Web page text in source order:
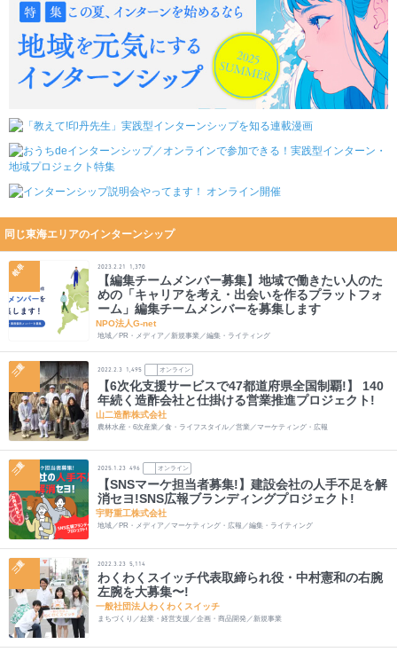
同じ東海エリアのインターンシップ
岐阜 2023.2.21 1,370
【編集チームメンバー募集】地域で働きたい人のた
めの「キャリアを考え・出会いを作るプラットフォ
ーム」編集チームメンバーを募集します
NPO法人G-net
地域／PR・メディア／新規事業／編集・ライティング
三重 2022.2.3 1,495 オンライン
【6次化支援サービスで47都道府県全国制覇!】 140
年続く造酢会社と仕掛ける営業推進プロジェクト!
山二造酢株式会社
農林水産・6次産業／食・ライフスタイル／営業／マーケティング・広報
三重 2025.1.23 496 オンライン
【SNSマーケ担当者募集!】建設会社の人手不足を解
消セヨ!SNS広報ブランディングプロジェクト!
宇野重工株式会社
地域／PR・メディア／マーケティング・広報／編集・ライティング
三重 2022.3.23 5,114
わくわくスイッチ代表取締られ役・中村憲和の右腕
左腕を大募集〜!
一般社団法人わくわくスイッチ
まちづくり／起業・経営支援／企画・商品開発／新規事業